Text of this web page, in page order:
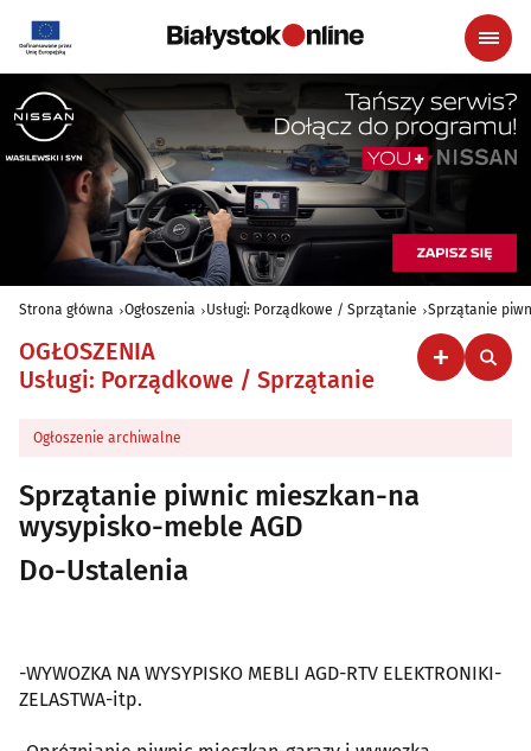
Strona główna Ogłoszenia Usługi: Porządkowe / Sprzątanie Sprzątanie
OGŁOSZENIA
Usługi: Porządkowe / Sprzątanie
Ogłoszenie archiwalne
Sprzątanie piwnic mieszkan-na
wysypisko-meble AGD
Do-Ustalenia
-WYWOZKA NA WYSYPISKO MEBLI AGD-RTV ELEKTRONIKI-
ZELASTWA-itp.